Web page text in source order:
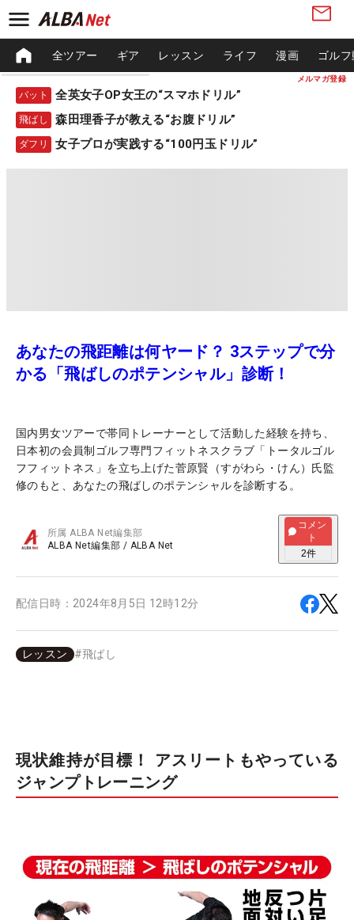
メルマガ登録
全ツアー ギア レッスン ライフ 漫画 ゴル
パット 全英女子OP女王の“スマホドリル”
飛ばし 森田理香子が教える“お腹ドリル”
ダフリ 女子プロが実践する“100円玉ドリル”
あなたの飛距離は何ヤード？ 3ステップで分
かる「飛ばしのポテンシャル」診断！
国内男女ツアーで帯同トレーナーとして活動した経験を持ち、
日本初の会員制ゴルフ専門フィットネスクラブ「トータルゴル
フフィットネス」を立ち上げた菅原賢（すがわら・けん）氏監
修のもと、あなたの飛ばしのポテンシャルを診断する。
所属ALBA Net編集部
ALBA Net編集部 / ALBA Net
コメン
ト
2件
配信日時： 2024年8月5日 12時12分
レッスン #飛ばし
現状維持が目標！ アスリートもやっている
ジャンプトレーニング